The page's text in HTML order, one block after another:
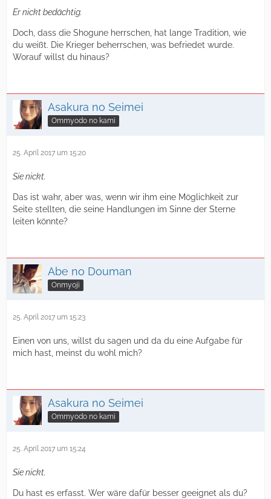
Er nickt bedächtig.
Doch, dass die Shogune herrschen, hat lange Tradition, wie
du weißt. Die Krieger beherrschen, was befriedet wurde.
Worauf willst du hinaus?
Asakura no Seimei
Ommyodo no kami
25. April 2017 um 15:20
Sie nickt.
Das ist wahr, aber was, wenn wir ihm eine Möglichkeit zur
Seite stellten, die seine Handlungen im Sinne der Sterne
leiten könnte?
Abe no Douman
Onmyoji
25. April 2017 um 15:23
Einen von uns, willst du sagen und da du eine Aufgabe für
mich hast, meinst du wohl mich?
Asakura no Seimei
Ommyodo no kami
25. April 2017 um 15:24
Sie nickt.
Du hast es erfasst. Wer wäre dafür besser geeignet als du?